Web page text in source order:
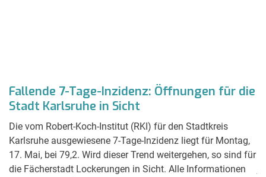
Fallende 7-Tage-Inzidenz: Öffnungen für die
Stadt Karlsruhe in Sicht
Die vom Robert-Koch-Institut (RKI) für den Stadtkreis
Karlsruhe ausgewiesene 7-Tage-Inzidenz liegt für Montag,
17. Mai, bei 79,2. Wird dieser Trend weitergehen, so sind für
die Fächerstadt Lockerungen in Sicht. Alle Informationen